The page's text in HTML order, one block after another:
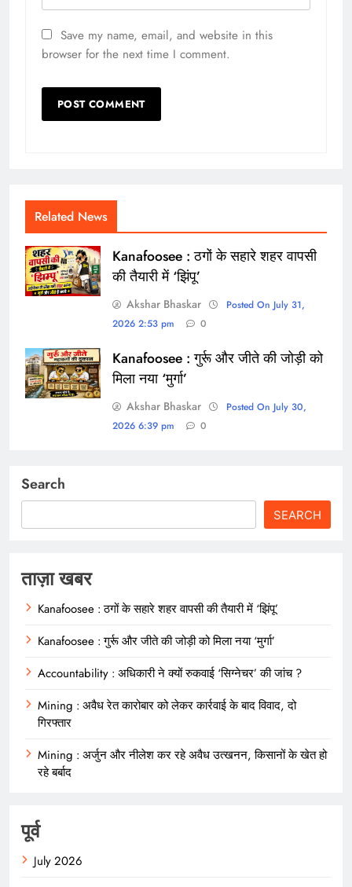
Save my name, email, and website in this
browser for the next time I comment.
Related News
Kanafoosee : ठगों के सहारे शहर वापसी
की तैयारी में ‘झिंपू’
Akshar Bhaskar
Posted On July 31,
2026 2:53 pm
0
Kanafoosee : गुर्रू और जीते की जोड़ी को
मिला नया ‘मुर्गा’
Akshar Bhaskar
Posted On July 30,
2026 6:39 pm
0
Search
SEARCH
ताज़ा खबर
Kanafoosee : ठगों के सहारे शहर वापसी की तैयारी में ‘झिंपू’
Kanafoosee : गुर्रू और जीते की जोड़ी को मिला नया ‘मुर्गा’
Accountability : अधिकारी ने क्यों रुकवाई ‘सिग्नेचर’ की जांच ?
Mining : अवैध रेत कारोबार को लेकर कार्रवाई के बाद विवाद, दो
गिरफ्तार
Mining : अर्जुन और नीलेश कर रहे अवैध उत्खनन, किसानों के खेत हो
रहे बर्बाद
पूर्व
July 2026